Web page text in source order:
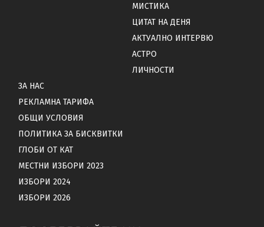
МИСТИКА
ЦИТАТ НА ДЕНЯ
АКТУАЛНО ИНТЕРВЮ
АСТРО
ЛИЧНОСТИ
ЗА НАС
РЕКЛАМНА ТАРИФА
ОБЩИ УСЛОВИЯ
ПОЛИТИКА ЗА БИСКВИТКИ
ГЛОБИ ОТ КАТ
МЕСТНИ ИЗБОРИ 2023
ИЗБОРИ 2024
ИЗБОРИ 2026